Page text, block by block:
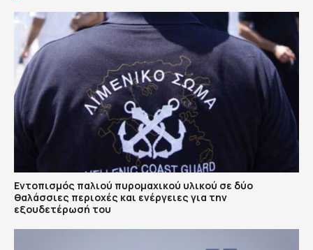
Εντοπισμός παλιού πυρομαχικού υλικού σε δύο
θαλάσσιες περιοχές και ενέργειες για την
εξουδετέρωσή του